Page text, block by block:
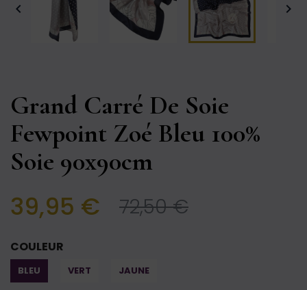
 
Grand Carré De Soie
Fewpoint Zoé Bleu 100%
Soie 90x90cm
39,95 € 72,50 €
COULEUR
BLEU VERT JAUNE